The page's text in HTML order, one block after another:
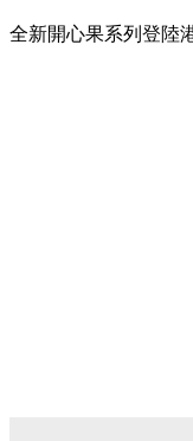
全新開心果系列登陸